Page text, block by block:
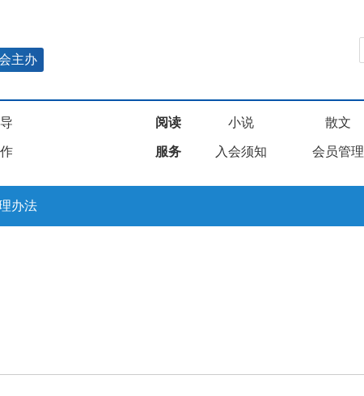
主办
阅读 小说 散文
服务 入会须知 会员管理
办法